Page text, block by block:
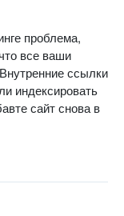
проблема,
все ваши
ссылки
индексировать
сайт снова в